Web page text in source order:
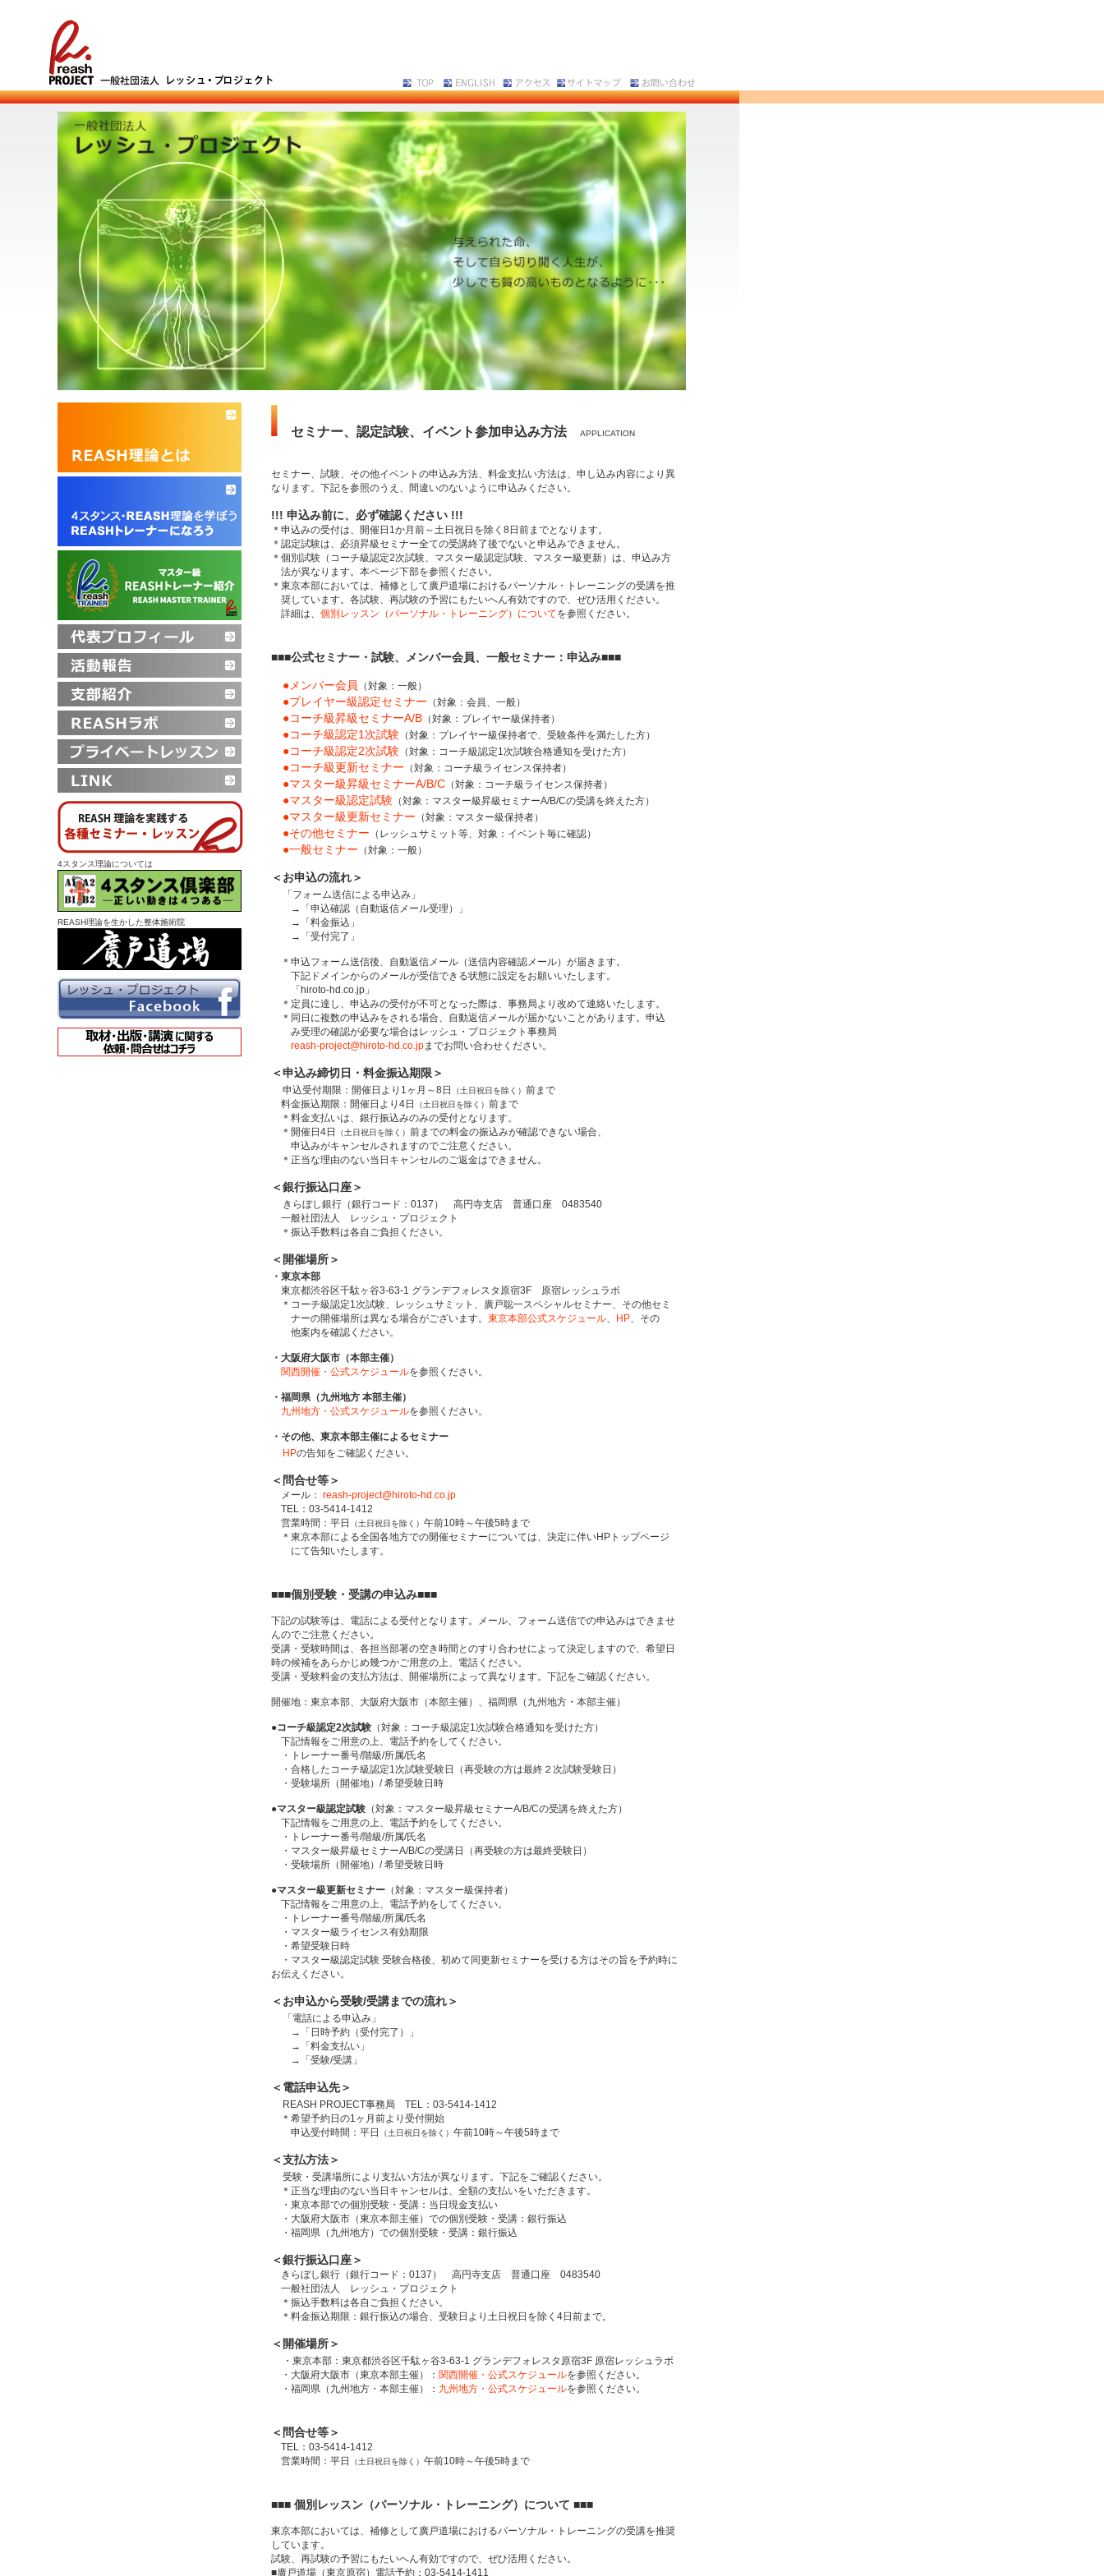
4スタンス理論については
REASH理論を生かした整体施術院
セミナー、認定試験、イベント参加申込み方法 APPLICATION
セミナー、試験、その他イベントの申込み方法、料金支払い方法は、申し込み内容により異
なります。下記を参照のうえ、間違いのないように申込みください。
!!! 申込み前に、必ず確認ください !!!
＊申込みの受付は、開催日1か月前～土日祝日を除く8日前までとなります。
＊認定試験は、必須昇級セミナー全ての受講終了後でないと申込みできません。
＊個別試験（コーチ級認定2次試験、マスター級認定試験、マスター級更新）は、申込み方
法が異なります。本ページ下部を参照ください。
＊東京本部においては、補修として廣戸道場におけるパーソナル・トレーニングの受講を推
奨しています。各試験、再試験の予習にもたいへん有効ですので、ぜひ活用ください。
詳細は、 個別レッスン（パーソナル・トレーニング）についてを参照ください。
■■■公式セミナー・試験、メンバー会員、一般セミナー：申込み■■■
●メンバー会員 （対象：一般）
●プレイヤー級認定セミナー （対象：会員、一般）
●コーチ級昇級セミナーA/B （対象：プレイヤー級保持者）
●コーチ級認定1次試験 （対象：プレイヤー級保持者で、受験条件を満たした方）
●コーチ級認定2次試験 （対象：コーチ級認定1次試験合格通知を受けた方）
●コーチ級更新セミナー （対象：コーチ級ライセンス保持者）
●マスター級昇級セミナーA/B/C （対象：コーチ級ライセンス保持者）
●マスター級認定試験 （対象：マスター級昇級セミナーA/B/Cの受講を終えた方）
●マスター級更新セミナー （対象：マスター級保持者）
●その他セミナー （レッシュサミット等、対象：イベント毎に確認）
●一般セミナー （対象：一般）
＜お申込の流れ＞
「フォーム送信による申込み」
→「申込確認（自動返信メール受理）」
→「料金振込」
→「受付完了」
＊申込フォーム送信後、自動返信メール（送信内容確認メール）が届きます。
下記ドメインからのメールが受信できる状態に設定をお願いいたします。
「hiroto-hd.co.jp」
＊定員に達し、申込みの受付が不可となった際は、事務局より改めて連絡いたします。
＊同日に複数の申込みをされる場合、自動返信メールが届かないことがあります。申込
み受理の確認が必要な場合はレッシュ・プロジェクト事務局
reash-project@hiroto-hd.co.jpまでお問い合わせください。
＜申込み締切日・料金振込期限＞
申込受付期限：開催日より1ヶ月～8日 （土日祝日を除く） 前まで
料金振込期限：開催日より4日
（土日祝日を除く） 前まで
＊料金支払いは、銀行振込みのみの受付となります。
＊開催日4日
（土日祝日を除く） 前までの料金の振込みが確認できない場合、
申込みがキャンセルされますのでご注意ください。
＊正当な理由のない当日キャンセルのご返金はできません。
＜銀行振込口座＞
きらぼし銀行（銀行コード：0137） 高円寺支店 普通口座 0483540
一般社団法人 レッシュ・プロジェクト
＊振込手数料は各自ご負担ください。
＜開催場所＞
・東京本部
東京都渋谷区千駄ヶ谷3-63-1 グランデフォレスタ原宿3F 原宿レッシュラボ
＊コーチ級認定1次試験、レッシュサミット、廣戸聡一スペシャルセミナー、その他セミ
ナーの開催場所は異なる場合がございます。 東京本部公式スケジュール、 HP、その
他案内を確認ください。
・大阪府大阪市（本部主催）
関西開催・公式スケジュールを参照ください。
・福岡県（九州地方 本部主催）
九州地方・公式スケジュールを参照ください。
・その他、東京本部主催によるセミナー
HPの告知をご確認ください。
＜問合せ等＞
メール： reash-project@hiroto-hd.co.jp
TEL：03-5414-1412
営業時間：平日
（土日祝日を除く） 午前10時～午後5時まで
＊東京本部による全国各地方での開催セミナーについては、決定に伴いHPトップページ
にて告知いたします。
■■■個別受験・受講の申込み■■■
下記の試験等は、電話による受付となります。メール、フォーム送信での申込みはできませ
んのでご注意ください。
受講・受験時間は、各担当部署の空き時間とのすり合わせによって決定しますので、希望日
時の候補をあらかじめ幾つかご用意の上、電話ください。
受講・受験料金の支払方法は、開催場所によって異なります。下記をご確認ください。
開催地：東京本部、大阪府大阪市（本部主催）、福岡県（九州地方・本部主催）
●コーチ級認定2次試験 （対象：コーチ級認定1次試験合格通知を受けた方）
下記情報をご用意の上、電話予約をしてください。
・トレーナー番号/階級/所属/氏名
・合格したコーチ級認定1次試験受験日（再受験の方は最終２次試験受験日）
・受験場所（開催地）/ 希望受験日時
●マスター級認定試験 （対象：マスター級昇級セミナーA/B/Cの受講を終えた方）
下記情報をご用意の上、電話予約をしてください。
・トレーナー番号/階級/所属/氏名
・マスター級昇級セミナーA/B/Cの受講日（再受験の方は最終受験日）
・受験場所（開催地）/ 希望受験日時
●マスター級更新セミナー （対象：マスター級保持者）
下記情報をご用意の上、電話予約をしてください。
・トレーナー番号/階級/所属/氏名
・マスター級ライセンス有効期限
・希望受験日時
・マスター級認定試験 受験合格後、初めて同更新セミナーを受ける方はその旨を予約時に
お伝えください。
＜お申込から受験/受講までの流れ＞
「電話による申込み」
→「日時予約（受付完了）」
→「料金支払い」
→「受験/受講」
＜電話申込先＞
REASH PROJECT事務局 TEL：03-5414-1412
＊希望予約日の1ヶ月前より受付開始
申込受付時間：平日
（土日祝日を除く） 午前10時～午後5時まで
＜支払方法＞
受験・受講場所により支払い方法が異なります。下記をご確認ください。
＊正当な理由のない当日キャンセルは、全額の支払いをいただきます。
・東京本部での個別受験・受講：当日現金支払い
・大阪府大阪市（東京本部主催）での個別受験・受講：銀行振込
・福岡県（九州地方）での個別受験・受講：銀行振込
＜銀行振込口座＞
きらぼし銀行（銀行コード：0137） 高円寺支店 普通口座 0483540
一般社団法人 レッシュ・プロジェクト
＊振込手数料は各自ご負担ください。
＊料金振込期限：銀行振込の場合、受験日より土日祝日を除く4日前まで。
＜開催場所＞
・東京本部：東京都渋谷区千駄ヶ谷3-63-1 グランデフォレスタ原宿3F 原宿レッシュラボ
・大阪府大阪市（東京本部主催）： 関西開催・公式スケジュールを参照ください。
・福岡県（九州地方・本部主催）： 九州地方・公式スケジュールを参照ください。
＜問合せ等＞
TEL：03-5414-1412
営業時間：平日
（土日祝日を除く） 午前10時～午後5時まで
■■■ 個別レッスン（パーソナル・トレーニング）について ■■■
東京本部においては、補修として廣戸道場におけるパーソナル・トレーニングの受講を推奨
しています。
試験、再試験の予習にもたいへん有効ですので、ぜひ活用ください。
■廣戸道場（東京原宿）電話予約：03-5414-1411